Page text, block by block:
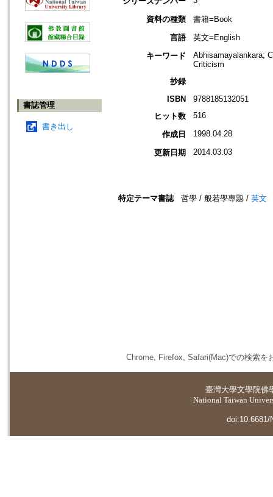
書誌管理
書き出し
資料の種類
書籍=Book
言語
英文=English
キーワード
Abhisamayalankara;
Criticism
抄録
ISBN
9788185132051
ヒット数
516
作成日 1998.04.28
更新日期 2014.03.03
特定テーマ書誌 哲學 / 般若學專題 / 英文
Chrome, Firefox, Safari(Mac)での検索を
臺灣大學文學院佛
National Taiwan
doi:10.6681/